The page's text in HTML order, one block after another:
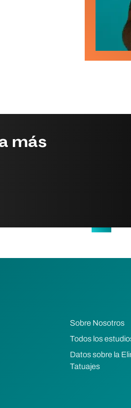
más
Sobre Nosotros
Todos los
Datos sobre la
Tatuajes